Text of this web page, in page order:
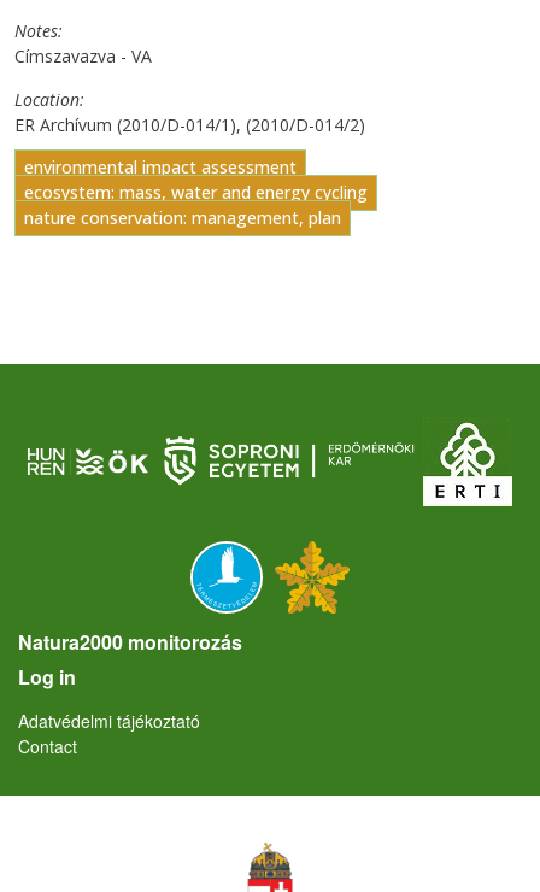
Notes
Címszavazva - VA
Location
ER Archívum (2010/D-014/1), (2010/D-014/2)
environmental impact assessment
ecosystem: mass, water and energy cycling
nature conservation: management, plan
Natura2000 monitorozás
User account menu
Log in
Lábléc
Adatvédelmi tájékoztató
Contact